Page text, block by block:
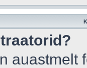
auastmelt